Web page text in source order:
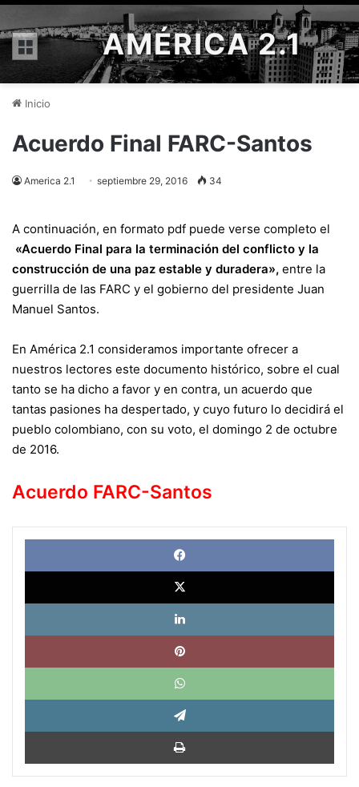
Menú AMÉRICA 2.1
Inicio
Acuerdo Final FARC-Santos
America 2.1 septiembre 29, 2016 34
A continuación, en formato pdf puede verse completo el
«Acuerdo Final para la terminación del conflicto y la
construcción de una paz estable y duradera», entre la
guerrilla de las FARC y el gobierno del presidente Juan
Manuel Santos.
En América 2.1 consideramos importante ofrecer a
nuestros lectores este documento histórico, sobre el cual
tanto se ha dicho a favor y en contra, un acuerdo que
tantas pasiones ha despertado, y cuyo futuro lo decidirá el
pueblo colombiano, con su voto, el domingo 2 de octubre
de 2016.
Acuerdo FARC-Santos
X